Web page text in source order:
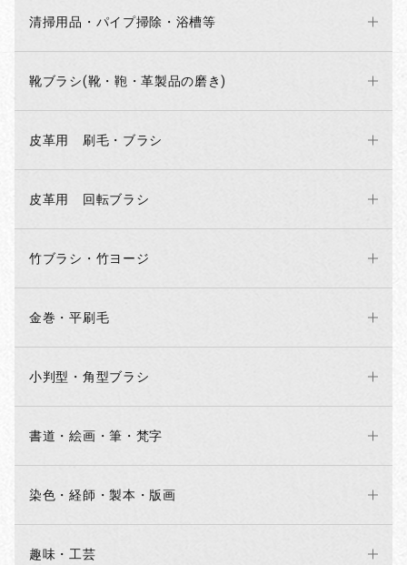
清掃用品・パイプ掃除・浴槽等
靴ブラシ(靴・鞄・革製品の磨き)
皮革用 刷毛・ブラシ
皮革用 回転ブラシ
竹ブラシ・竹ヨージ
金巻・平刷毛
小判型・角型ブラシ
書道・絵画・筆・梵字
染色・経師・製本・版画
趣味・工芸